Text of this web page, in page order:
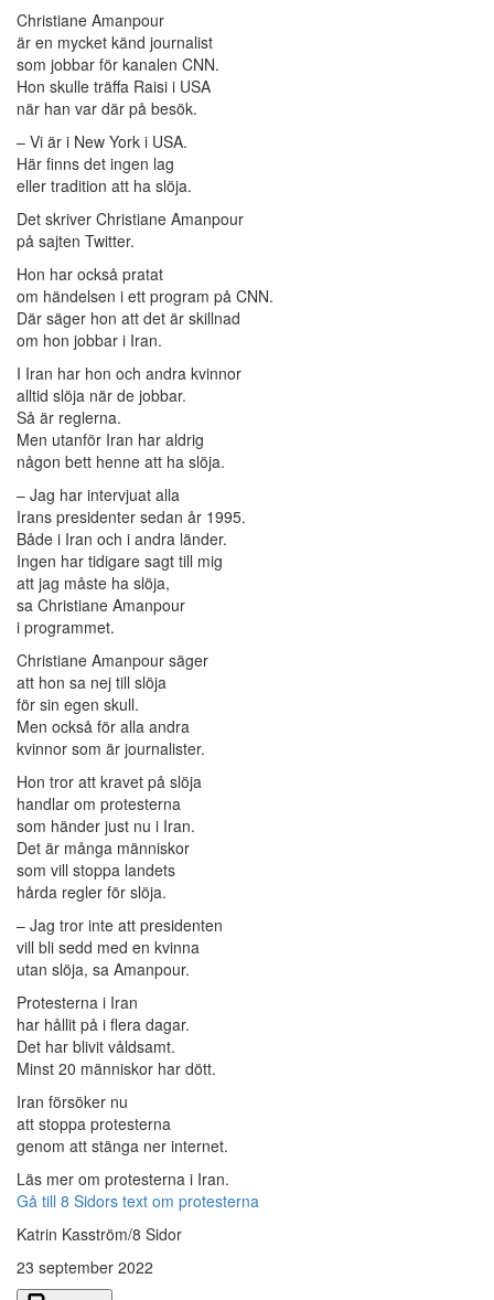
Christiane Amanpour
är en mycket känd journalist
som jobbar för kanalen CNN.
Hon skulle träffa Raisi i USA
när han var där på besök.
– Vi är i New York i USA.
Här finns det ingen lag
eller tradition att ha slöja.
Det skriver Christiane Amanpour
på sajten Twitter.
Hon har också pratat
om händelsen i ett program på CNN.
Där säger hon att det är skillnad
om hon jobbar i Iran.
I Iran har hon och andra kvinnor
alltid slöja när de jobbar.
Så är reglerna.
Men utanför Iran har aldrig
någon bett henne att ha slöja.
– Jag har intervjuat alla
Irans presidenter sedan år 1995.
Både i Iran och i andra länder.
Ingen har tidigare sagt till mig
att jag måste ha slöja,
sa Christiane Amanpour
i programmet.
Christiane Amanpour säger
att hon sa nej till slöja
för sin egen skull.
Men också för alla andra
kvinnor som är journalister.
Hon tror att kravet på slöja
handlar om protesterna
som händer just nu i Iran.
Det är många människor
som vill stoppa landets
hårda regler för slöja.
– Jag tror inte att presidenten
vill bli sedd med en kvinna
utan slöja, sa Amanpour.
Protesterna i Iran
har hållit på i flera dagar.
Det har blivit våldsamt.
Minst 20 människor har dött.
Iran försöker nu
att stoppa protesterna
genom att stänga ner internet.
Läs mer om protesterna i Iran.
Gå till 8 Sidors text om protesterna
Katrin Kasström/8 Sidor
23 september 2022